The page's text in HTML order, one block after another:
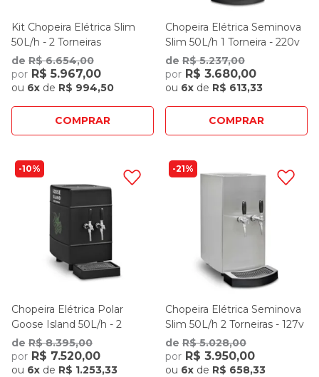
Kit Chopeira Elétrica Slim
50L/h - 2 Torneiras
de R$ 6.654,00
por R$ 5.967,00
ou 6x de R$ 994,50
COMPRAR
Chopeira Elétrica Seminova
Slim 50L/h 1 Torneira - 220v
de R$ 5.237,00
por R$ 3.680,00
ou 6x de R$ 613,33
COMPRAR
10%
Chopeira Elétrica Polar
Goose Island 50L/h - 2
Torneiras Italianas
de R$ 8.395,00
por R$ 7.520,00
ou 6x de R$ 1.253,33
21%
Chopeira Elétrica Seminova
Slim 50L/h 2 Torneiras - 127v
de R$ 5.028,00
por R$ 3.950,00
ou 6x de R$ 658,33